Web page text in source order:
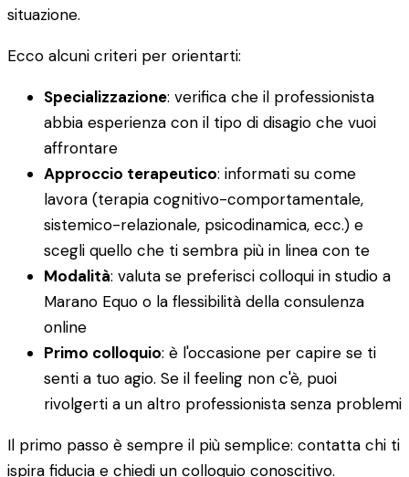
situazione.
Ecco alcuni criteri per orientarti:
Specializzazione: verifica che il professionista
abbia esperienza con il tipo di disagio che vuoi
affrontare
Approccio terapeutico: informati su come
lavora (terapia cognitivo-comportamentale,
sistemico-relazionale, psicodinamica, ecc.) e
scegli quello che ti sembra più in linea con te
Modalità: valuta se preferisci colloqui in studio a
Marano Equo o la flessibilità della consulenza
online
Primo colloquio: è l'occasione per capire se ti
senti a tuo agio. Se il feeling non c'è, puoi
rivolgerti a un altro professionista senza problemi
Il primo passo è sempre il più semplice: contatta chi ti
ispira fiducia e chiedi un colloquio conoscitivo.